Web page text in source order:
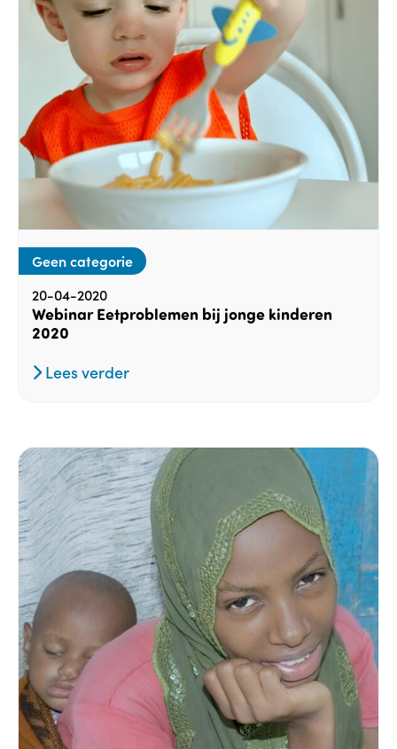
Geen categorie
20-04-2020
Webinar Eetproblemen bij jonge kinderen
2020
Lees verder